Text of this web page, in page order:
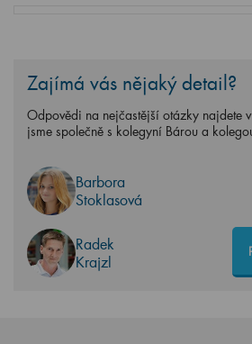
Zajímá vás nějaký detail?
Odpovědi na nejčastější otázky najdete
jsme společně s kolegyní Bárou a
Barbora
Stoklasová
Radek
Krajzl